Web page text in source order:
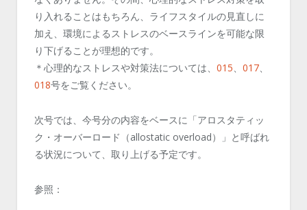
り入れることはもちろん、ライフスタイルの見直しに
加え、環境によるストレスのベースラインを可能な限
り下げることが理想的です。
＊心理的なストレスや対策法については、 015、 017、
018号をご覧ください。
次号では、今号分の内容をベースに「アロスタティッ
ク・オーバーロード（allostatic overload）」と呼ばれ
る状況について、取り上げる予定です。
参照：